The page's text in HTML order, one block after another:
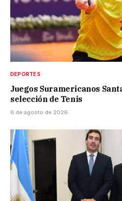
DEPORTES
Juegos Suramericanos
selección de Tenis
6 de agosto de 2026